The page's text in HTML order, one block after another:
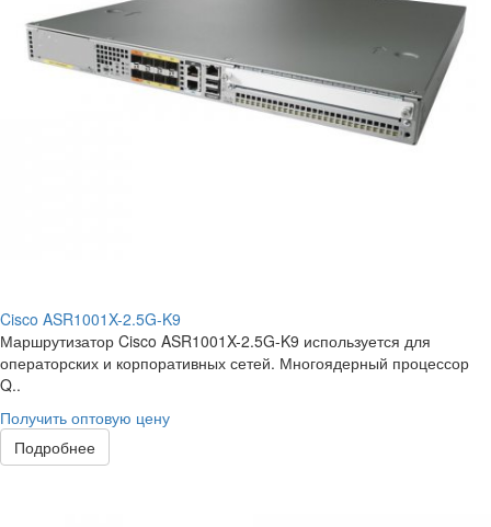
Cisco ASR1001X-2.5G-K9
Маршрутизатор Cisco ASR1001X-2.5G-K9 используется для
операторских и корпоративных сетей. Многоядерный процессор
Q..
Получить оптовую цену
Подробнее